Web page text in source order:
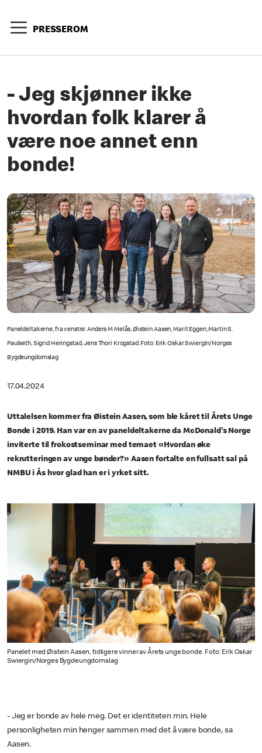
PRESSEROM
- Jeg skjønner ikke
hvordan folk klarer å
være noe annet enn
bonde!
Paneldeltakerne, fra venstre: Anders M Melås, Øistein Aasen, Marit Eggen, Martin S.
Paulseth, Sigrid Heringstad, Jens Thori Krogstad. Foto: Erik Oskar Swiergin/Norges
Bygdeungdomslag
17.04.2024
Uttalelsen kommer fra Øistein Aasen, som ble kåret til Årets Unge
Bonde i 2019. Han var en av paneldeltakerne da McDonald's Norge
inviterte til frokostseminar med temaet «Hvordan øke
rekrutteringen av unge bønder?» Aasen fortalte en fullsatt sal på
NMBU i Ås hvor glad han er i yrket sitt.
Panelet med Øistein Aasen, tidligere vinner av Årets unge bonde. Foto: Erik Oskar
Swiergin/Norges Bygdeungdomslag
- Jeg er bonde av hele meg. Det er identiteten min. Hele
personligheten min henger sammen med det å være bonde, sa
Aasen.